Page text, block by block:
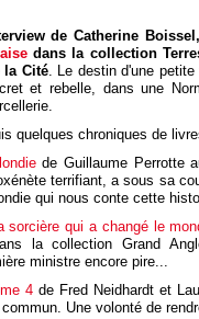
de Catherine
dans la collection
la Cité. Le destin d'une
et rebelle, dans une
quelques chroniques de
de Guillaume Perrotte
terrifiant, a sous sa
qui nous conte cette
sorcière qui a changé le
la collection Grand
ministre encore pire...
4de Fred Neidhardt et
Une volonté de